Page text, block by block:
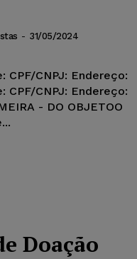
- 31/05/2024
CPF/CNPJ: Endereço:
CPF/CNPJ: Endereço:
- DO OBJETOO
Doação